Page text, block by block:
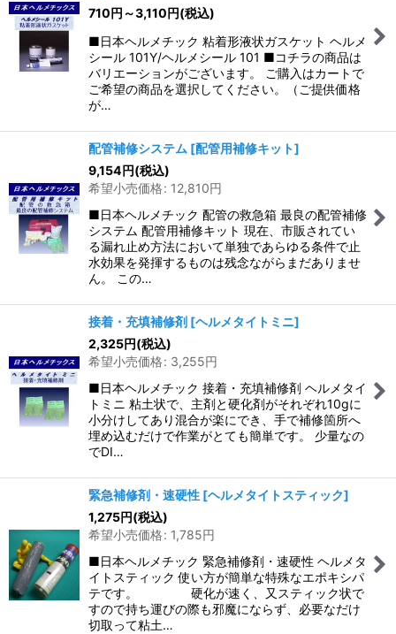
710円 ～3,110円(税込)
■日本ヘルメチック 粘着形液状ガスケット ヘルメ
シール 101Y/ヘルメシール 101 ■コチラの商品は
バリエーションがございます。 ご購入はカートで
ご希望の商品を選択してください。（ご提供価格
が…
配管補修システム [配管用補修キット]
9,154円(税込)
希望小売価格: 12,810円
■日本ヘルメチック 配管の救急箱 最良の配管補修
システム 配管用補修キット 現在、市販されてい
る漏れ止め方法において単独であらゆる条件で止
水効果を発揮するものは残念ながらまだありませ
ん。 この…
接着・充填補修剤 [ヘルメタイトミニ]
2,325円(税込)
希望小売価格: 3,255円
■日本ヘルメチック 接着・充填補修剤 ヘルメタイ
トミニ 粘土状で、主剤と硬化剤がそれぞれ10gに
小分けしてあり混合が楽にでき、手で補修箇所へ
埋め込むだけで作業がとても簡単です。 少量なの
でDI…
緊急補修剤・速硬性 [ヘルメタイトスティック]
1,275円(税込)
希望小売価格: 1,785円
■日本ヘルメチック 緊急補修剤・速硬性 ヘルメタ
イトスティック 使い方が簡単な特殊なエポキシパ
テです。 硬化が速く、又スティック状で
すので持ち運びの際も邪魔にならず、必要なだけ
切取って粘土…